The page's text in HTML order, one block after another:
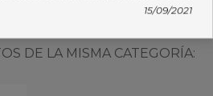
DE LA MISMA CATEGORÍA:
15/09/2021